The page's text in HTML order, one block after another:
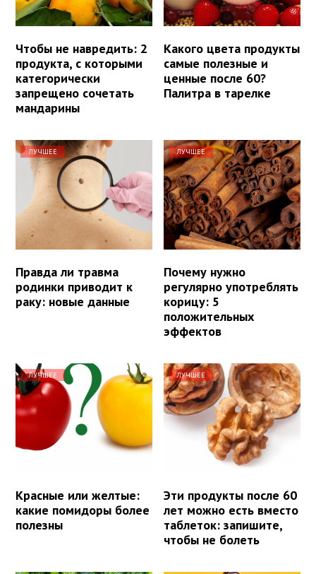
Чтобы не навредить: 2
продукта, с которыми
категорически
запрещено сочетать
мандарины
Какого цвета продукты
самые полезные и
ценные после 60?
Палитра в тарелке
ЛУЧШЕЕ
Правда ли травма
родинки приводит к
раку: новые данные
ЛУЧШЕЕ
Почему нужно
регулярно употреблять
корицу: 5
положительных
эффектов
ЛУЧШЕЕ
Красные или желтые:
какие помидоры более
полезны
ЛУЧШЕЕ
Эти продукты после 60
лет можно есть вместо
таблеток: запишите,
чтобы не болеть